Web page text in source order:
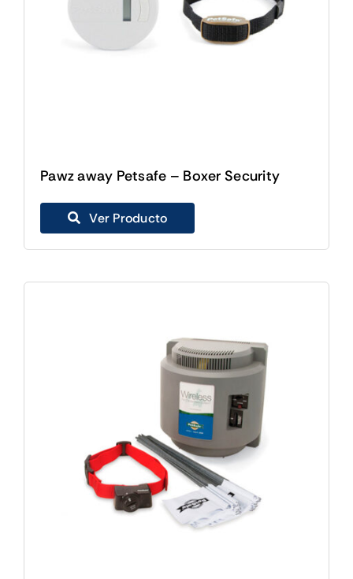
Pawz away Petsafe – Boxer Security
Ver Producto